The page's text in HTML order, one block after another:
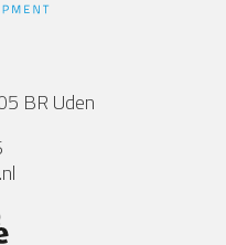
BR Uden